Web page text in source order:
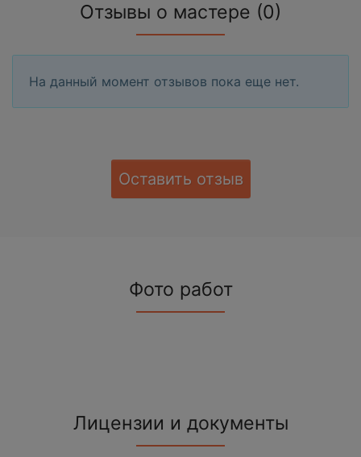
Отзывы о мастере (0)
На данный момент отзывов пока еще нет.
Оставить отзыв
Фото работ
Лицензии и документы